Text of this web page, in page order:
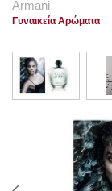
Armani
Γυναικεία Αρώματα